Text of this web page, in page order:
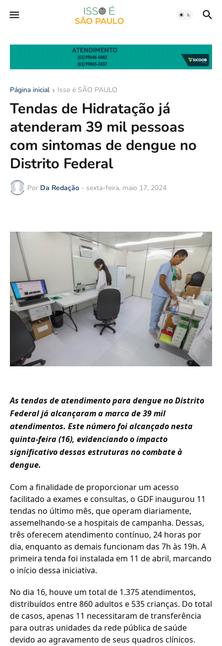
Página inicial Isso é SÃO PAULO
Tendas de Hidratação já
atenderam 39 mil pessoas
com sintomas de dengue no
Distrito Federal
Por Da Redação - sexta-feira, maio 17, 2024
As tendas de atendimento para dengue no Distrito
Federal já alcançaram a marca de 39 mil
atendimentos. Este número foi alcançado nesta
quinta-feira (16), evidenciando o impacto
significativo dessas estruturas no combate à
dengue.
Com a finalidade de proporcionar um acesso
facilitado a exames e consultas, o GDF inaugurou 11
tendas no último mês, que operam diariamente,
assemelhando-se a hospitais de campanha. Dessas,
três oferecem atendimento contínuo, 24 horas por
dia, enquanto as demais funcionam das 7h às 19h. A
primeira tenda foi instalada em 11 de abril, marcando
o início dessa iniciativa.
No dia 16, houve um total de 1.375 atendimentos,
distribuídos entre 860 adultos e 535 crianças. Do total
de casos, apenas 11 necessitaram de transferência
para outras unidades da rede pública de saúde
devido ao agravamento de seus quadros clínicos.